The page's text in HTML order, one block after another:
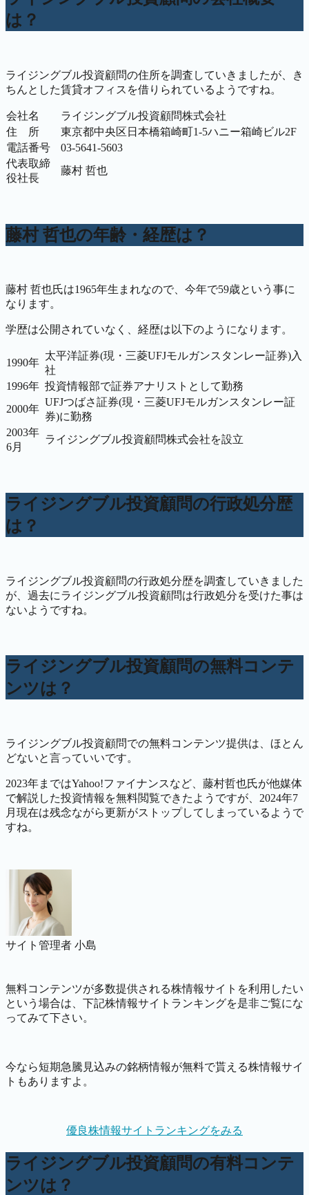
は？
ライジングブル投資顧問の住所を調査していきましたが、き
ちんとした賃貸オフィスを借りられているようですね。
会社名
ライジングブル投資顧問株式会社
住 所
東京都中央区日本橋箱崎町1-5ハニー箱崎ビル2F
電話番号
03-5641-5603
代表取締
役社長
藤村 哲也
藤村 哲也の年齢・経歴は？
藤村 哲也氏は1965年生まれなので、今年で59歳という事に
なります。
学歴は公開されていなく、経歴は以下のようになります。
1990年
太平洋証券(現・三菱UFJモルガンスタンレー証券)入
社
1996年 投資情報部で証券アナリストとして勤務
2000年
UFJつばさ証券(現・三菱UFJモルガンスタンレー証
券)に勤務
2003年
6月
ライジングブル投資顧問株式会社を設立
ライジングブル投資顧問の行政処分歴
は？
ライジングブル投資顧問の行政処分歴を調査していきました
が、過去にライジングブル投資顧問は行政処分を受けた事は
ないようですね。
ライジングブル投資顧問の無料コンテ
ンツは？
ライジングブル投資顧問での無料コンテンツ提供は、ほとん
どないと言っていいです。
2023年まではYahoo!ファイナンスなど、藤村哲也氏が他媒体
で解説した投資情報を無料閲覧できたようですが、2024年7
月現在は残念ながら更新がストップしてしまっているようで
すね。
サイト管理者 小島
無料コンテンツが多数提供される株情報サイトを利用したい
という場合は、下記株情報サイトランキングを是非ご覧にな
ってみて下さい。
今なら短期急騰見込みの銘柄情報が無料で貰える株情報サイ
トもありますよ。
優良株情報サイトランキングをみる
ライジングブル投資顧問の有料コンテ
ンツは？